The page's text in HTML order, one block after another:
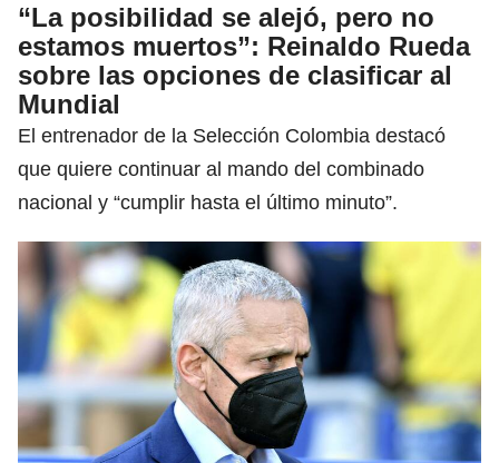
“La posibilidad se alejó, pero no
estamos muertos”: Reinaldo Rueda
sobre las opciones de clasificar al
Mundial
El entrenador de la Selección Colombia destacó
que quiere continuar al mando del combinado
nacional y “cumplir hasta el último minuto”.